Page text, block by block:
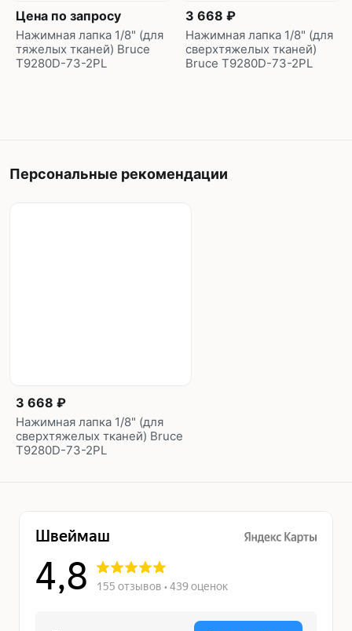
Цена по запросу
Нажимная лапка 1/8" (для
тяжелых тканей) Bruce
T9280D-73-2PL
3 668 ₽
Нажимная лапка 1/8" (для
сверхтяжелых тканей)
Bruce T9280D-73-2PL
Персональные рекомендации
3 668 ₽
Нажимная лапка 1/8" (для
сверхтяжелых тканей) Bruce
T9280D-73-2PL